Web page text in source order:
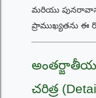
మరియు పునరావాస
ప్రాముఖ్యతను ఈ
అంతర్జాతీయ
చరిత్ర